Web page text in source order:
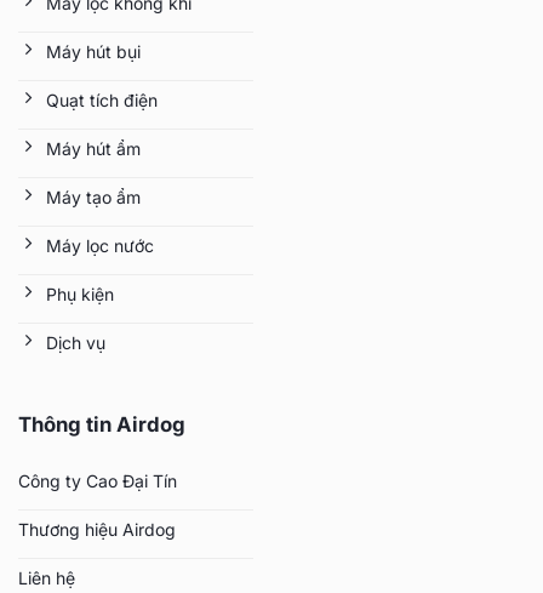
Máy hút bụi
Quạt tích điện
Máy hút ẩm
Máy tạo ẩm
Máy lọc nước
Phụ kiện
Dịch vụ
Thông tin Airdog
Công ty Cao Đại Tín
Thương hiệu Airdog
Liên hệ